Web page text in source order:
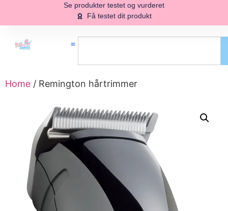
Se produkter testet og vurderet
Få testet dit produkt
Home / Remington hårtrimmer